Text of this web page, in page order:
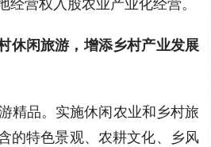
经营权入股农业产业化经营。
休闲旅游，增添乡村产业发展
精品。实施休闲农业和乡村旅
的特色景观、农耕文化、乡风